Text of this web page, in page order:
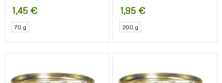
1,45 €
70 g
1,95 €
200 g